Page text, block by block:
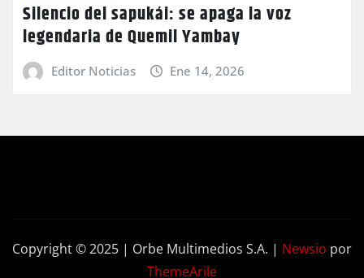
Silencio del sapukái: se apaga la voz
legendaria de Quemil Yambay
Editor Noticias Ene 14, 2026
Copyright © 2025 | Orbe Multimedios S.A. | Newsio por
ThemeArile